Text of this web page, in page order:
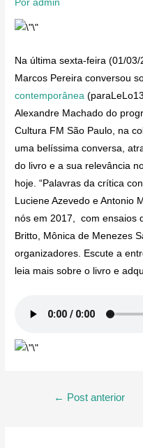
Poradmin
Na última sexta-feira (01/
Marcos Pereira conversou
contemporânea
Alexandre Machado do
Cultura FM São Paulo, na
uma belíssima conversa,
do livro e a sua relevância
hoje. “Palavras da crítica
Luciene Azevedo e Antonio
nós em 2017, com ensaios
Britto, Mônica de Menezes
organizadores. Escute a
leia mais sobre o livro e
Navegação
← Post anterior